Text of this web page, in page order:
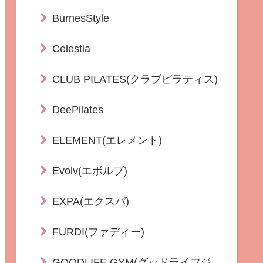
BurnesStyle
Celestia
CLUB PILATES(クラブピラティス)
DeePilates
ELEMENT(エレメント)
Evolv(エボルブ)
EXPA(エクスパ)
FURDI(ファディー)